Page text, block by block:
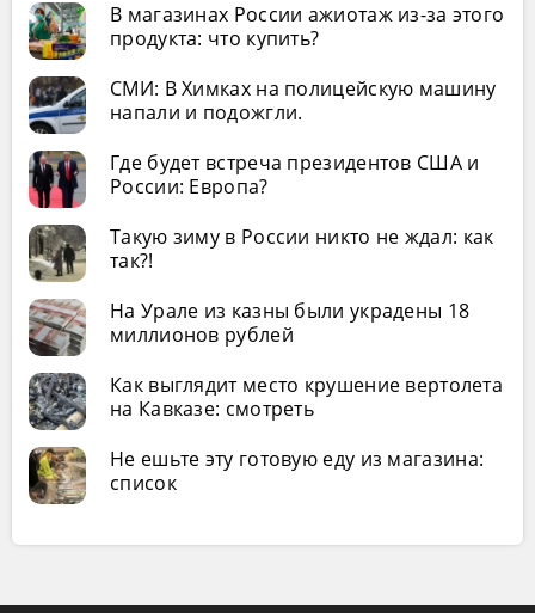
В магазинах России ажиотаж из-за этого
продукта: что купить?
СМИ: В Химках на полицейскую машину
напали и подожгли.
Где будет встреча президентов США и
России: Европа?
Такую зиму в России никто не ждал: как
так?!
На Урале из казны были украдены 18
миллионов рублей
Как выглядит место крушение вертолета
на Кавказе: смотреть
Не ешьте эту готовую еду из магазина:
список